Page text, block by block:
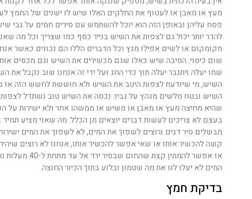
מעץ או מאבן או לעטוף את החלקים האלו שיש לו ישנים של החמץ
פסח עליהן ובאופן הזה הוא יוכל להשתמש עם סירים חמים על גבי
להדר יותר יכול גם לצפות את השיש בנייר כסף כמו שצריך וכל מה
מקומקום או לשים אפילו מגץ וכל הדברים הללו הם נכונים כאשר
שום כיסוי. הסיבה שיש כאלו שגם מכשירים את השיש וגם מכסים
שמו יעלה ויתגבר יעלה תוך כדי החג ועל ידי זה אנחנו שוב נקבל
השיש, מי שיודעת לצפות היטב את השיש ולא חוששת לחשש הזה אז
השיש ובטח מלשים מגהץ על גביו. נכסה את השיש טוב נשתדל לצפות
שהיא מחיצה מעץ או מאבן או משיש או ממשהו אחר ולא ישירות על
בעצם לא צריכים לעשות דברים יוצאים מן הכלל. מה שאני מציע
מבשלים סיר דגים ורוצים לשפוך את המים, לא לשפוך את המים
קשה להכשיר אותו או שאי אפשר להכשיר אותו, אנחנו לא רוצים
אז אפשר
המים לא יעלו לנו את מה שטמון ובלוע בתוך הכיור החוצה.
בדיקת חמץ